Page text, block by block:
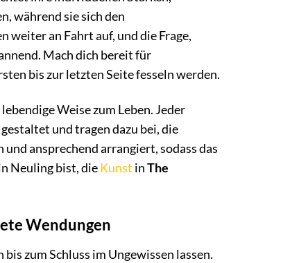
während sie sich den
weiter an Fahrt auf, und die Frage,
Mach dich bereit für
bis zur letzten Seite fesseln werden.
Weise zum Leben. Jeder
und tragen dazu bei, die
ansprechend arrangiert, sodass das
Neuling bist, dieKunst inThe
Wendungen
zum Schluss im Ungewissen lassen.